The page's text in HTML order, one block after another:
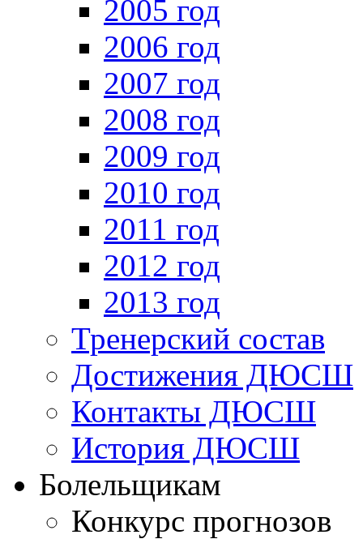
2005 год
2006 год
2007 год
2008 год
2009 год
2010 год
2011 год
2012 год
2013 год
Тренерский состав
Достижения ДЮСШ
Контакты ДЮСШ
История ДЮСШ
Болельщикам
Конкурс прогнозов